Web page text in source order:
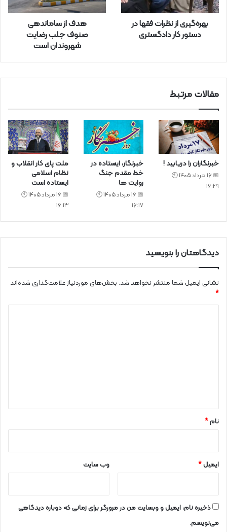
ا
ر
بهره‌گیری از نظرات فقها در
دستور کار دادگستری
هدف از ساماندهی
صنوف جلب رضایت
شهروندان است
مقالات مرتبط
خبرنگاران را دریابید !
📅 16 مرداد 1405 🕙
16:29
خبرنگار، ایستاده در
خط مقدم جنگ
روایت ها
📅 16 مرداد 1405 🕙
16:17
ملت پای کار انقلاب و
نظام اسلامی
ایستاده است
📅 16 مرداد 1405 🕙
16:13
دیدگاهتان را بنویسید
نشانی ایمیل شما منتشر نخواهد شد. بخش‌های موردنیاز علامت‌گذاری شده‌اند
*
نام*
ایمیل* وب‌ سایت
ذخیره نام، ایمیل و وبسایت من در مرورگر برای زمانی که دوباره دیدگاهی
می‌نویسم.